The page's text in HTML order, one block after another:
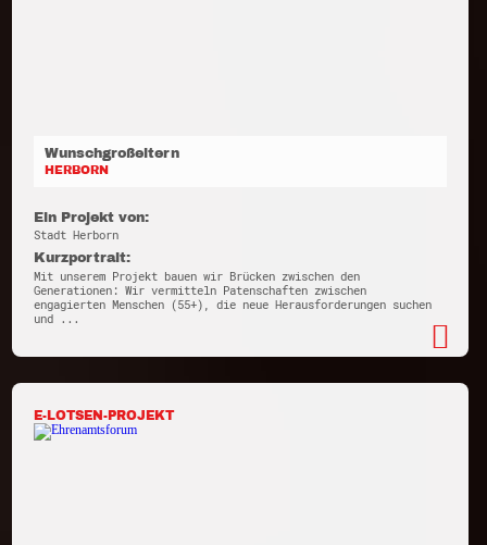
Wunschgroßeltern
HERBORN
Ein Projekt von:
Stadt Herborn
Kurzportrait:
Mit unserem Projekt bauen wir Brücken zwischen den
Generationen: Wir vermitteln Patenschaften zwischen
engagierten Menschen (55+), die neue Herausforderungen suchen
und ...
E-LOTSEN-PROJEKT